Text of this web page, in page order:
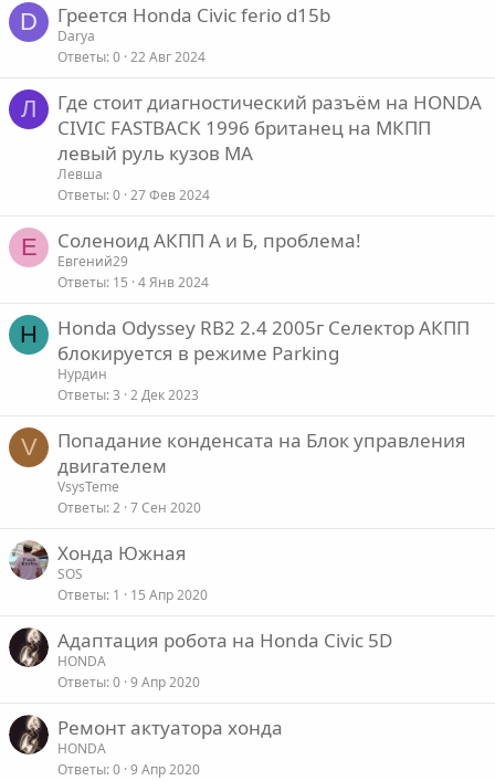
D Греется Honda Civic ferio d15b
Darya
Ответы 0 22 Авг 2024
Л
Где стоит диагностический разъём на HONDA
CIVIC FASTBACK 1996 британец на МКПП
левый руль кузов MA
Левша
Ответы 0 27 Фев 2024
Е Соленоид АКПП А и Б, проблема!
Евгений29
Ответы 15 4 Янв 2024
Н
Honda Odyssey RB2 2.4 2005г Селектор АКПП
блокируется в режиме Parking
Нурдин
Ответы 3 2 Дек 2023
V
Попадание конденсата на Блок управления
двигателем
VsysTeme
Ответы 2 7 Сен 2020
Хонда Южная
SOS
Ответы 1 15 Апр 2020
Адаптация робота на Honda Civic 5D
HONDA
Ответы 0 9 Апр 2020
Ремонт актуатора хонда
HONDA
Ответы 0 9 Апр 2020